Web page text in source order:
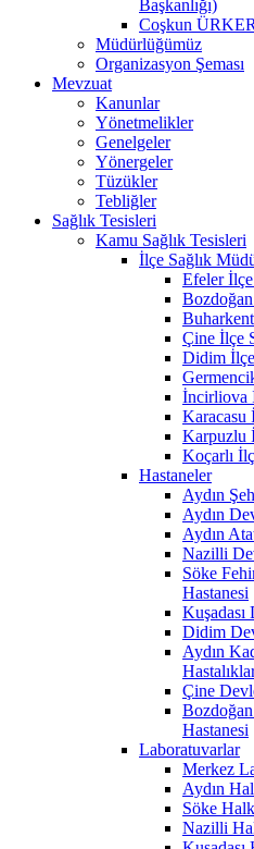
Başkanlığı)
Coşkun
Müdürlüğümüz
Organizasyon Şeması
Mevzuat
Kanunlar
Yönetmelikler
Genelgeler
Yönergeler
Tüzükler
Tebliğler
Sağlık Tesisleri
Kamu Sağlık Tesisleri
İlçe Sağlık
Efeler
Çine İlçe
Didim
İncirliova
Karacasu
Karpuzlu
Koçarlı
Hastaneler
Aydın
Aydın
Aydın
Nazilli
Söke
Hastanesi
Kuşadası
Didim
Aydın
Çine
Hastanesi
Laboratuvarlar
Merkez
Aydın
Söke
Nazilli